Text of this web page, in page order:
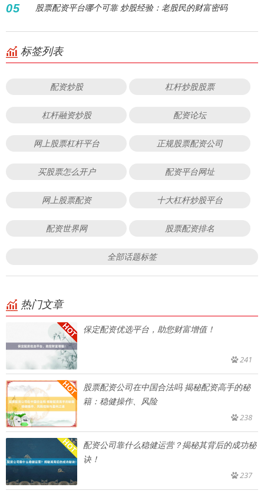
05 股票配资平台哪个可靠 炒股经验：老股民的财富密码
标签列表
配资炒股 杠杆炒股股票
杠杆融资炒股 配资论坛
网上股票杠杆平台 正规股票配资公司
买股票怎么开户 配资平台网址
网上股票配资 十大杠杆炒股平台
配资世界网 股票配资排名
全部话题标签
热门文章
保定配资优选平台，助您财富增值！
241
股票配资公司在中国合法吗 揭秘配资高手的秘
籍：稳健操作、风险
238
配资公司靠什么稳健运营？揭秘其背后的成功秘
诀！
237